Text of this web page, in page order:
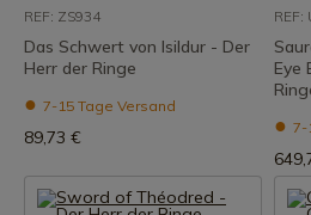
REF: ZS934
Das Schwert von Isildur - Der
Herr der Ringe
7-15 Tage Versand
89,73 €
REF:
Eye
7-